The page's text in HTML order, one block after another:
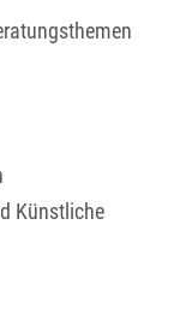
Künstliche